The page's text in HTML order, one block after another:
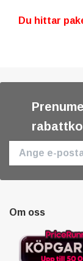
Du hittar
Om oss